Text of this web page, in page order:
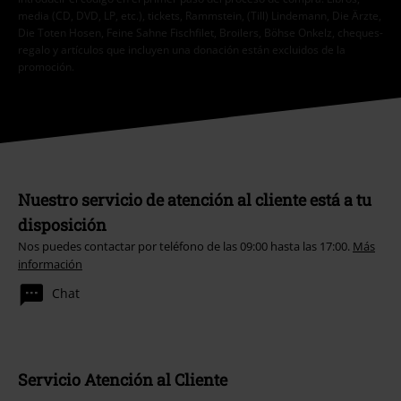
media (CD, DVD, LP, etc.), tickets, Rammstein, (Till) Lindemann, Die Ärzte,
Die Toten Hosen, Feine Sahne Fischfilet, Broilers, Böhse Onkelz, cheques-
regalo y artículos que incluyen una donación están excluidos de la
promoción.
Nuestro servicio de atención al cliente está a tu
disposición
Nos puedes contactar por teléfono de las 09:00 hasta las 17:00. Más
información
Chat
Servicio Atención al Cliente